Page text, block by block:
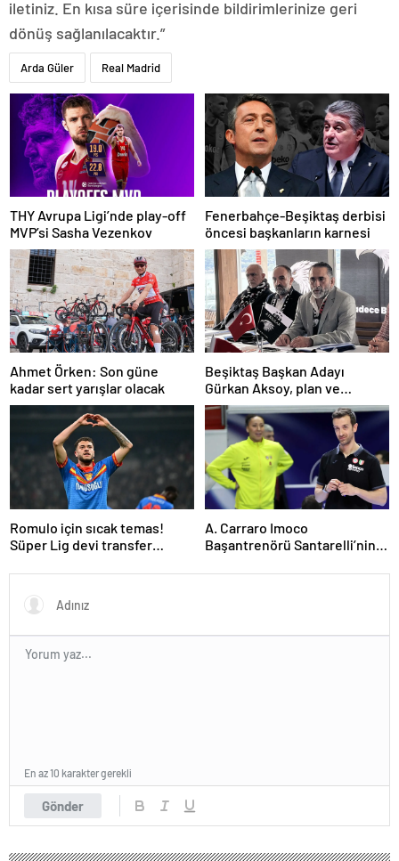
iletiniz. En kısa süre içerisinde bildirimlerinize geri
dönüş sağlanılacaktır.”
Arda Güler Real Madrid
THY Avrupa Ligi’nde play-off
MVP’si Sasha Vezenkov
Fenerbahçe-Beşiktaş derbisi
öncesi başkanların karnesi
Ahmet Örken: Son güne
kadar sert yarışlar olacak
Beşiktaş Başkan Adayı
Gürkan Aksoy, plan ve
projelerini anlattı
Romulo için sıcak temas!
Süper Lig devi transfer
A. Carraro Imoco
Başantrenörü Santarelli’nin
VakıfBank
Gönder
En az 10 karakter gerekli